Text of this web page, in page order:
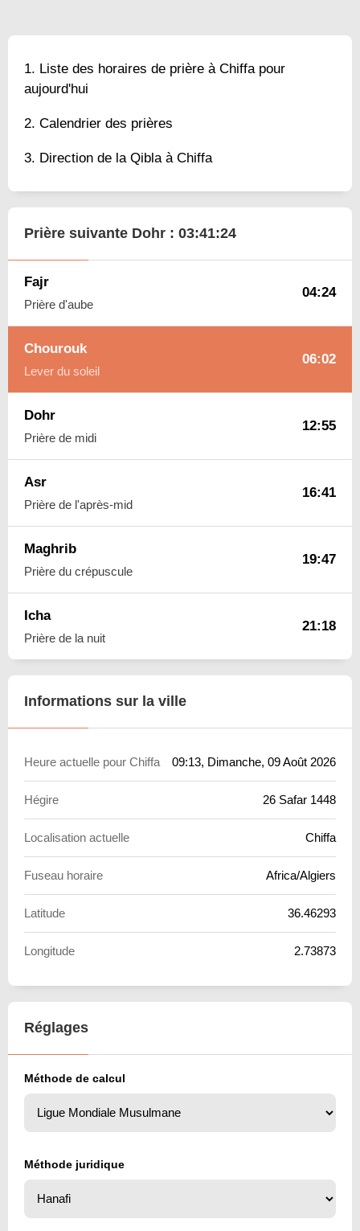
Liste des horaires de prière à Chiffa pour
aujourd'hui
Calendrier des prières
Direction de la Qibla à Chiffa
Prière suivante Dohr : 03:41:23
Fajr
Prière d'aube
04:24
Chourouk
Lever du soleil
06:02
Dohr
Prière de midi
12:55
Asr
Prière de l'après-mid
16:41
Maghrib
Prière du crépuscule
19:47
Icha
Prière de la nuit
21:18
Informations sur la ville
Heure actuelle pour Chiffa 09:13, Dimanche, 09 Août 2026
Hégire 26 Safar 1448
Localisation actuelle Chiffa
Fuseau horaire Africa/Algiers
Latitude 36.46293
Longitude 2.73873
Réglages
Méthode de calcul
Méthode juridique